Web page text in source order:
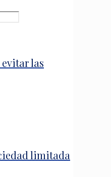
las
limitada